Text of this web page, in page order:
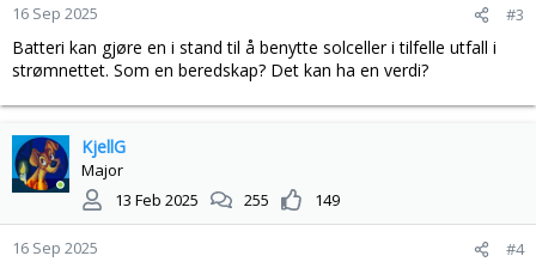
16 Sep 2025 #3
Batteri kan gjøre en i stand til å benytte solceller i tilfelle utfall i
strømnettet. Som en beredskap? Det kan ha en verdi?
KjellG
Major
13 Feb 2025
255 149
16 Sep 2025 #4